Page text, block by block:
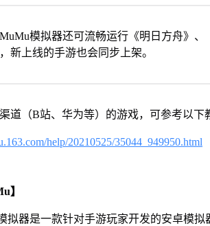
模拟器还可流畅运行《明日方舟》、
新上线的手游也会同步上架。
道（B站、华为等）的游戏，可参考以下
help/20210525/35044_949950.html
】
拟器是一款针对手游玩家开发的安卓模